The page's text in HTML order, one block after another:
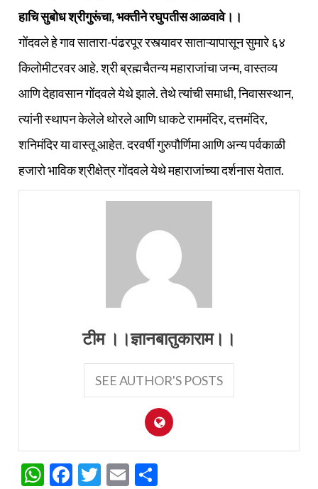
हाचि सुबोध श्रीगुरूंचा, भक्तीने रघुपतीस आळवावे।।
गोंदवले हे गाव सातारा-पंढरपूर रस्त्यावर साताऱ्यापासून सुमारे ६४
किलोमीटरवर आहे. श्री ब्रह्मचैतन्य महाराजांचा जन्म, वास्तव्य
आणि देहावसान गोंदवले येथे झाले. तेथे त्यांची समाधी, निवासस्थान,
त्यांनी स्थापन केलेले थोरले आणि धाकटे राममंदिर, दत्तमंदिर,
शनिमंदिर या वास्तू आहेत. दरवर्षी गुरुपौर्णिमा आणि अन्य पर्वकाळी
हजारो भाविक श्रीक्षेत्र गोंदवले येथे महाराजांच्या दर्शनास येतात.
टीम ।।ज्ञानबातुकाराम।।
SEE AUTHOR'S POSTS
WhatsApp
Facebook
Twitter
Email